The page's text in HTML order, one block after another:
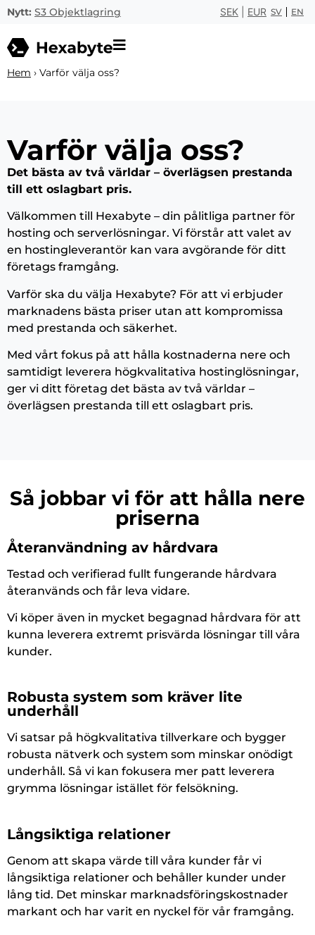
Nytt: S3 Objektlagring SEK EUR SV EN
Hem › Varför välja oss?
Varför välja oss?
Det bästa av två världar – överlägsen prestanda
till ett oslagbart pris.
Välkommen till Hexabyte – din pålitliga partner för
hosting och serverlösningar. Vi förstår att valet av
en hostingleverantör kan vara avgörande för ditt
företags framgång.
Varför ska du välja Hexabyte? För att vi erbjuder
marknadens bästa priser utan att kompromissa
med prestanda och säkerhet.
Med vårt fokus på att hålla kostnaderna nere och
samtidigt leverera högkvalitativa hostinglösningar,
ger vi ditt företag det bästa av två världar –
överlägsen prestanda till ett oslagbart pris.
Så jobbar vi för att hålla nere
priserna
Återanvändning av hårdvara
Testad och verifierad fullt fungerande hårdvara
återanvänds och får leva vidare.
Vi köper även in mycket begagnad hårdvara för att
kunna leverera extremt prisvärda lösningar till våra
kunder.
Robusta system som kräver lite
underhåll
Vi satsar på högkvalitativa tillverkare och bygger
robusta nätverk och system som minskar onödigt
underhåll. Så vi kan fokusera mer patt leverera
grymma lösningar istället för felsökning.
Långsiktiga relationer
Genom att skapa värde till våra kunder får vi
långsiktiga relationer och behåller kunder under
lång tid. Det minskar marknadsföringskostnader
markant och har varit en nyckel för vår framgång.